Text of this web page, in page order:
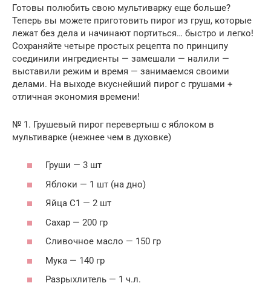
Готовы полюбить свою мультиварку еще больше?
Теперь вы можете приготовить пирог из груш, которые
лежат без дела и начинают портиться… быстро и легко!
Сохраняйте четыре простых рецепта по принципу
соединили ингредиенты — замешали — налили —
выставили режим и время — занимаемся своими
делами. На выходе вкуснейший пирог с грушами +
отличная экономия времени!
№ 1. Грушевый пирог перевертыш с яблоком в
мультиварке (нежнее чем в духовке)
Груши — 3 шт
Яблоки — 1 шт (на дно)
Яйца С1 — 2 шт
Сахар — 200 гр
Сливочное масло — 150 гр
Мука — 140 гр
Разрыхлитель — 1 ч.л.